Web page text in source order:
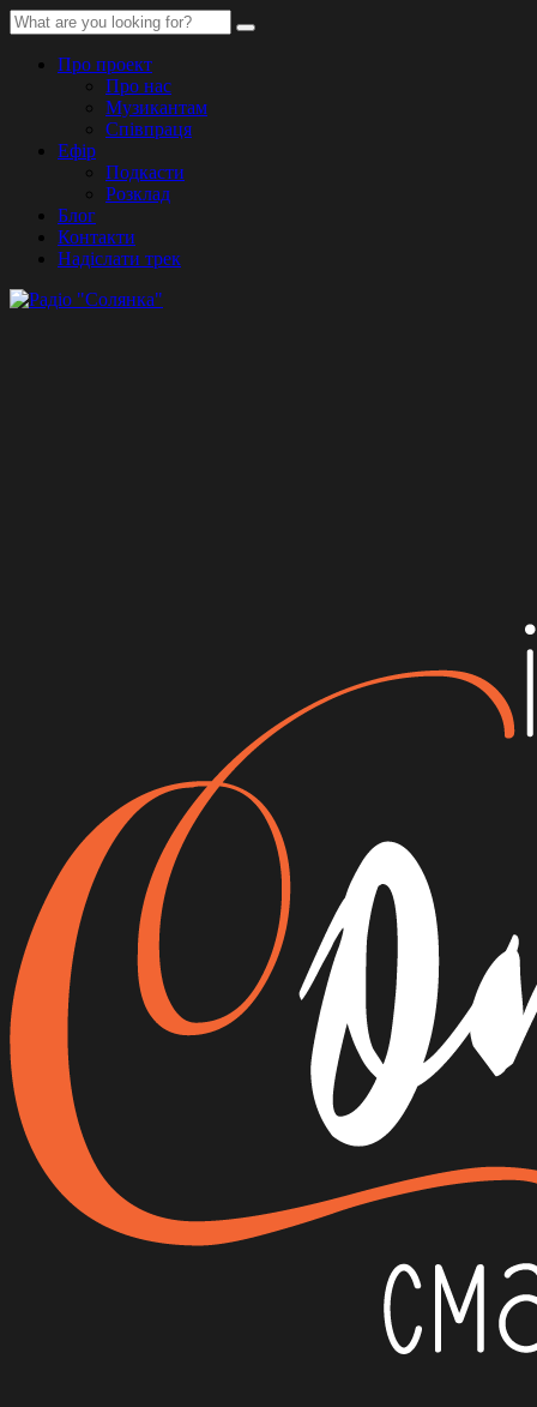
Про проект
Про нас
Музикантам
Співпраця
Ефір
Подкасти
Розклад
Блог
Контакти
Надіслати трек